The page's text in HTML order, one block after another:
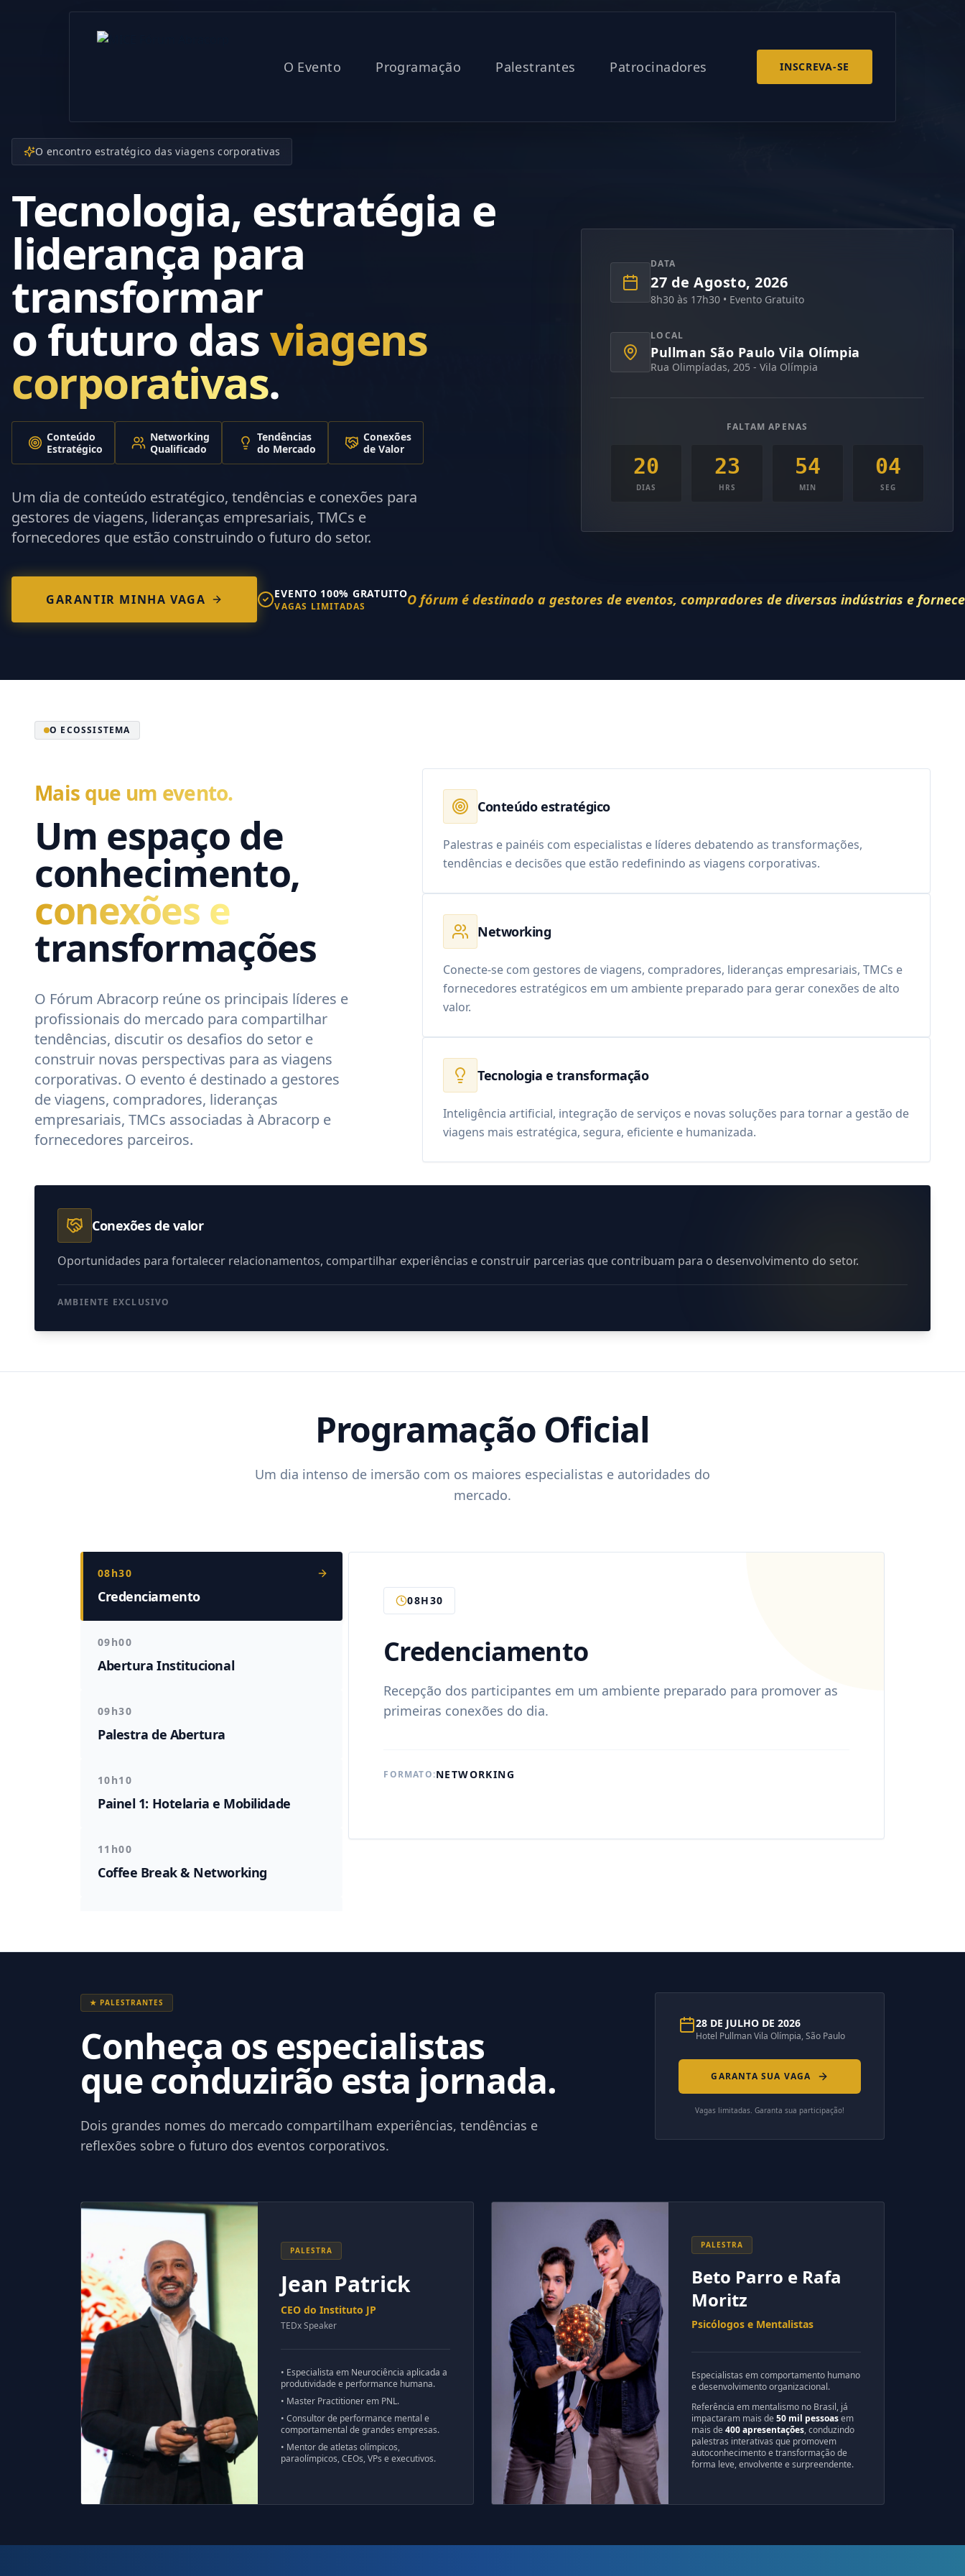
O Evento Programação Palestrantes Patrocinadores INSCREVA-SE
O encontro estratégico das viagens corporativas
Tecnologia, estratégia e
liderança para
transformar
o futuro dasviagens
corporativas.
Conteúdo
Estratégico
Networking
Qualificado
Tendências
do Mercado
Conexões
de Valor
Um dia de conteúdo estratégico, tendências e conexões para
gestores de viagens, lideranças empresariais, TMCs e
fornecedores que estão construindo o futuro do setor.
GARANTIR MINHA VAGA EVENTO 100% GRATUITO
VAGAS LIMITADAS O fórum é destinado a gestores de eventos, compradores de diversas indústrias e
DATA
27 de Agosto, 2026
8h30 às 17h30 • Evento Gratuito
LOCAL
Pullman São Paulo Vila Olímpia
Rua Olimpíadas, 205 - Vila Olímpia
FALTAM APENAS
20
DIAS
23
HRS
54
MIN
02
SEG
O ECOSSISTEMA
Mais que um evento.
Um espaço de
conhecimento,
conexões e
transformações
O Fórum Abracorp reúne os principais líderes e
profissionais do mercado para compartilhar
tendências, discutir os desafios do setor e
construir novas perspectivas para as viagens
corporativas. O evento é destinado a gestores
de viagens, compradores, lideranças
empresariais, TMCs associadas à Abracorp e
fornecedores parceiros.
Conteúdo estratégico
Palestras e painéis com especialistas e líderes debatendo as transformações,
tendências e decisões que estão redefinindo as viagens corporativas.
Networking
Conecte-se com gestores de viagens, compradores, lideranças empresariais, TMCs e
fornecedores estratégicos em um ambiente preparado para gerar conexões de alto
valor.
Tecnologia e transformação
Inteligência artificial, integração de serviços e novas soluções para tornar a gestão de
viagens mais estratégica, segura, eficiente e humanizada.
Conexões de valor
Oportunidades para fortalecer relacionamentos, compartilhar experiências e construir parcerias que contribuam para o desenvolvimento do setor.
AMBIENTE EXCLUSIVO
Programação Oficial
Um dia intenso de imersão com os maiores especialistas e autoridades do
mercado.
08h30
Credenciamento
09h00
Abertura Institucional
09h30
Palestra de Abertura
10h10
Painel 1: Hotelaria e Mobilidade
11h00
Coffee Break & Networking
Painel 2 com o CAB
14h30
Palestra 3: IA x Inteligência
Emocional
15h15
16h00
Coffee Break & Networking
16h30
Painel Cias Aéreas
Palestra de Encerramento
09H00
Abertura Institucional
Boas-vindas e abertura oficial do Fórum Abracorp, apresentando os
objetivos do encontro e os temas que irão nortear as discussões ao longo
★ PALESTRANTES
Conheça os especialistas
que conduzirão esta jornada.
Dois grandes nomes do mercado compartilham experiências, tendências e
reflexões sobre o futuro dos eventos corporativos.
28 DE JULHO DE 2026
Hotel Pullman Vila Olímpia, São Paulo
GARANTA SUA VAGA
Vagas limitadas. Garanta sua participação!
PALESTRA
Jean Patrick
CEO do Instituto JP
TEDx Speaker
• Especialista em Neurociência aplicada a
produtividade e performance humana.
• Master Practitioner em PNL.
• Consultor de performance mental e
comportamental de grandes empresas.
• Mentor de atletas olímpicos,
paraolímpicos, CEOs, VPs e executivos.
PALESTRA
Beto Parro e Rafa
Moritz
Psicólogos e Mentalistas
Especialistas em comportamento humano
e desenvolvimento organizacional.
Referência em mentalismo no Brasil, já
impactaram mais de 50 mil pessoasem
mais de 400 apresentações, conduzindo
palestras interativas que promovem
autoconhecimento e transformação de
forma leve, envolvente e surpreendente.